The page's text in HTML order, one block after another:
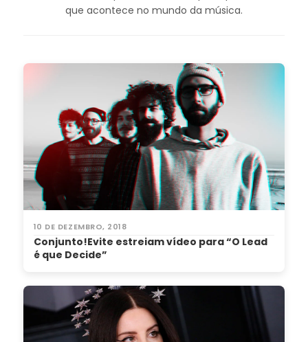
que acontece no mundo da música.
10 DE DEZEMBRO, 2018
Conjunto!Evite estreiam vídeo para “O Lead
é que Decide”